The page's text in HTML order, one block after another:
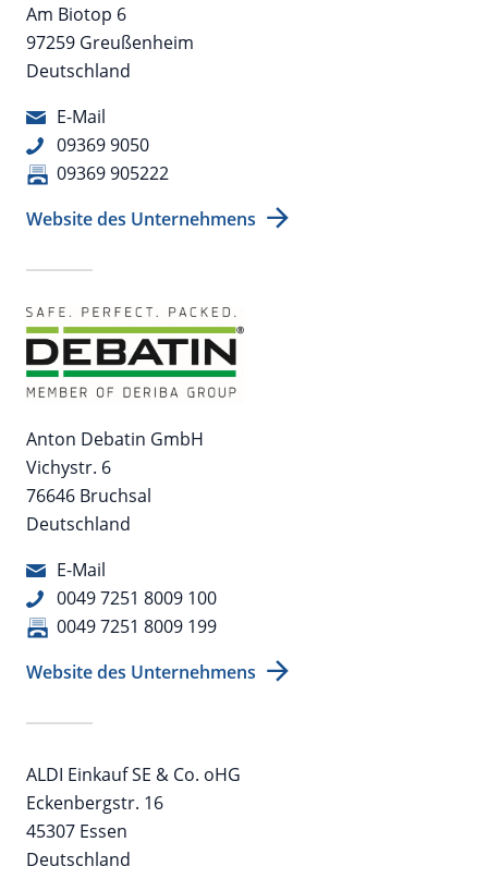
Am Biotop 6
97259 Greußenheim
Deutschland
E-Mail
09369 9050
09369 905222
Website des Unternehmens
Anton Debatin GmbH
Vichystr. 6
76646 Bruchsal
Deutschland
E-Mail
0049 7251 8009 100
0049 7251 8009 199
Website des Unternehmens
ALDI Einkauf SE & Co. oHG
Eckenbergstr. 16
45307 Essen
Deutschland